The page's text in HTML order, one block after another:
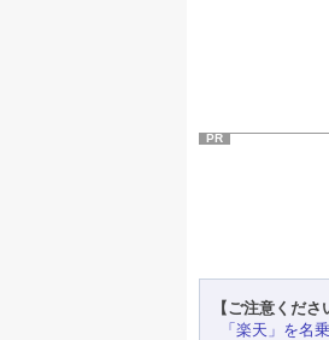
PR
【ご注意くださ
「楽天」を名